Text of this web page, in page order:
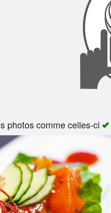
photos comme celles-ci